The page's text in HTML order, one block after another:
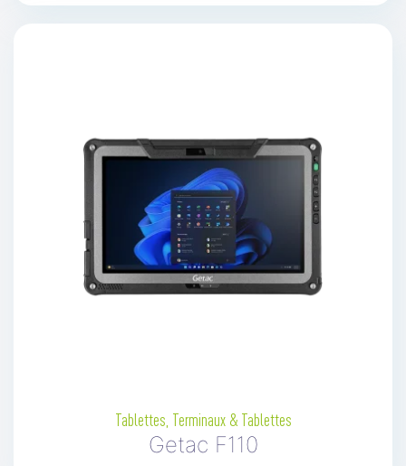
Tablettes Terminaux & Tablettes
Getac F110